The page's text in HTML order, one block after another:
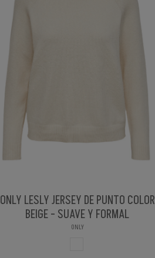
ONLY LESLY JERSEY DE PUNTO COLOR
BEIGE - SUAVE Y FORMAL
ONLY